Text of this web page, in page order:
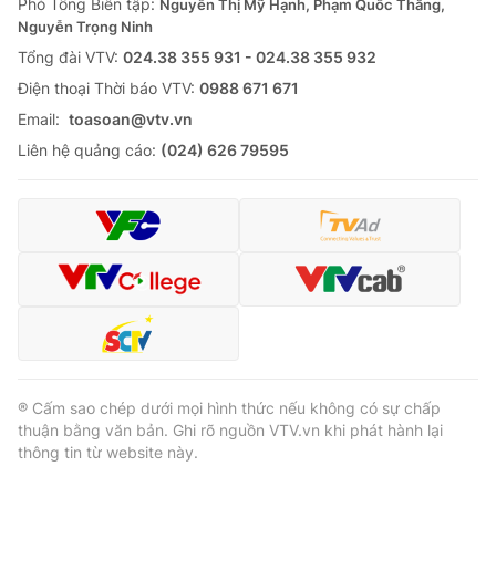
Nguyễn Thị Mỹ Hạnh, Phạm Quốc Thắng,
Nguyễn Trọng Ninh
Tổng đài VTV: 024.38 355 931 - 024.38 355 932
Ðiện thoại Thời báo VTV: 0988 671 671
Email: toasoan@vtv.vn
Liên hệ quảng cáo: (024) 626 79595
® Cấm sao chép dưới mọi hình thức nếu không có sự chấp
thuận bằng văn bản. Ghi rõ nguồn VTV.vn khi phát hành lại
thông tin từ website này.